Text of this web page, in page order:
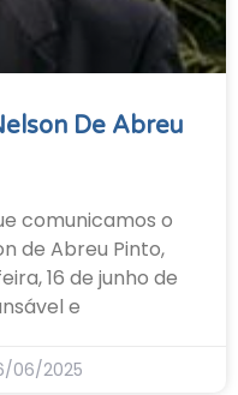
De Abreu
comunicamos o
de Abreu Pinto,
16 de junho de
e
06/2025